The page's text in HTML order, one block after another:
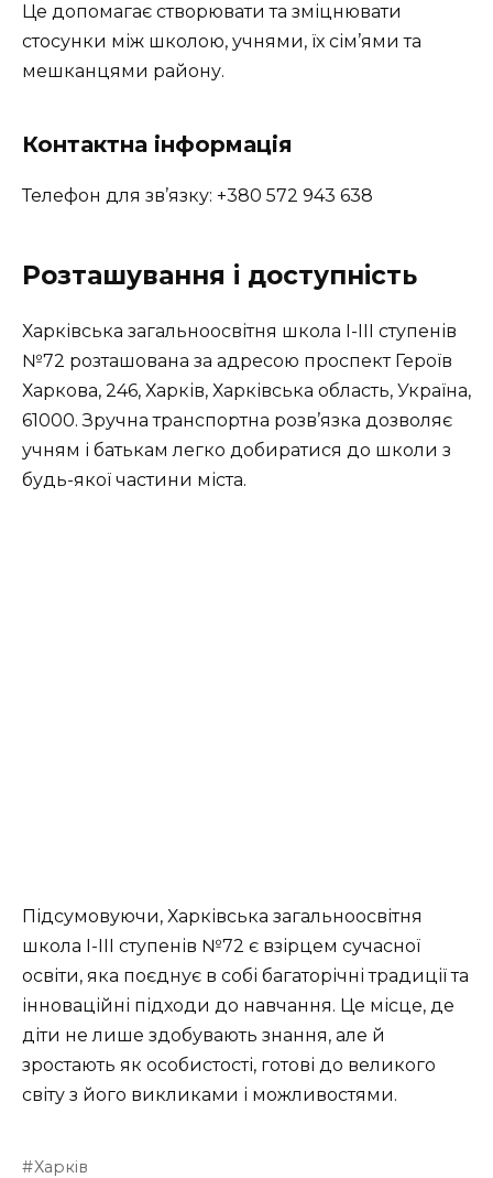
Це допомагає створювати та зміцнювати
стосунки між школою, учнями, їх сім’ями та
мешканцями району.
Контактна інформація
Телефон для зв’язку: +380 572 943 638
Розташування і доступність
Харківська загальноосвітня школа I-III ступенів
№72 розташована за адресою проспект Героїв
Харкова, 246, Харків, Харківська область, Україна,
61000. Зручна транспортна розв’язка дозволяє
учням і батькам легко добиратися до школи з
будь-якої частини міста.
Підсумовуючи, Харківська загальноосвітня
школа I-III ступенів №72 є взірцем сучасної
освіти, яка поєднує в собі багаторічні традиції та
інноваційні підходи до навчання. Це місце, де
діти не лише здобувають знання, але й
зростають як особистості, готові до великого
світу з його викликами і можливостями.
Харків